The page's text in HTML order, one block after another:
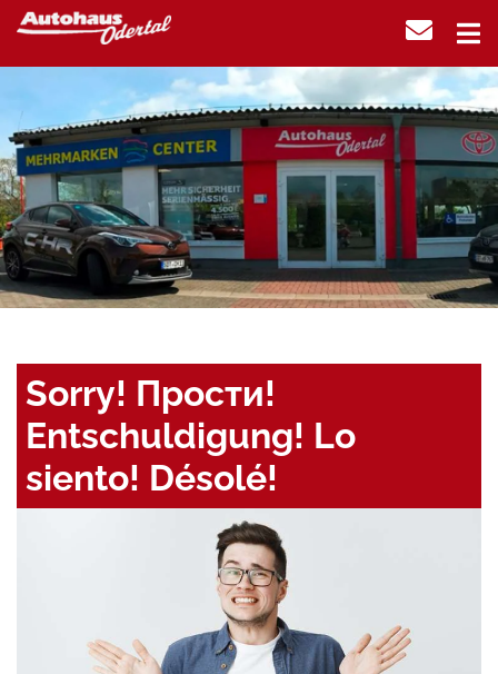
Sorry! Прости!
Entschuldigung! Lo
siento! Désolé!